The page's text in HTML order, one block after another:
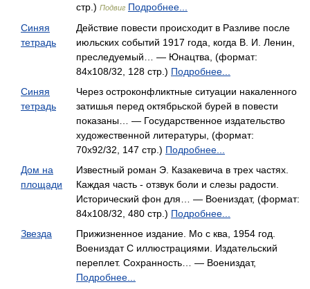
стр.) Подвиг Подробнее...
Синяя
тетрадь
Действие повести происходит в Разливе после
июльских событий 1917 года, когда В. И. Ленин,
преследуемый… — Юнацтва, (формат:
84x108/32, 128 стр.) Подробнее...
Синяя
тетрадь
Через остроконфликтные ситуации накаленного
затишья перед октябрьской бурей в повести
показаны… — Государственное издательство
художественной литературы, (формат:
70x92/32, 147 стр.) Подробнее...
Дом на
площади
Известный роман Э. Казакевича в трех частях.
Каждая часть - отзвук боли и слезы радости.
Исторический фон для… — Воениздат, (формат:
84x108/32, 480 стр.) Подробнее...
Звезда
Прижизненное издание. Мо c ква, 1954 год.
Воениздат С иллюстрациями. Издательский
переплет. Сохранность… — Воениздат,
Подробнее...